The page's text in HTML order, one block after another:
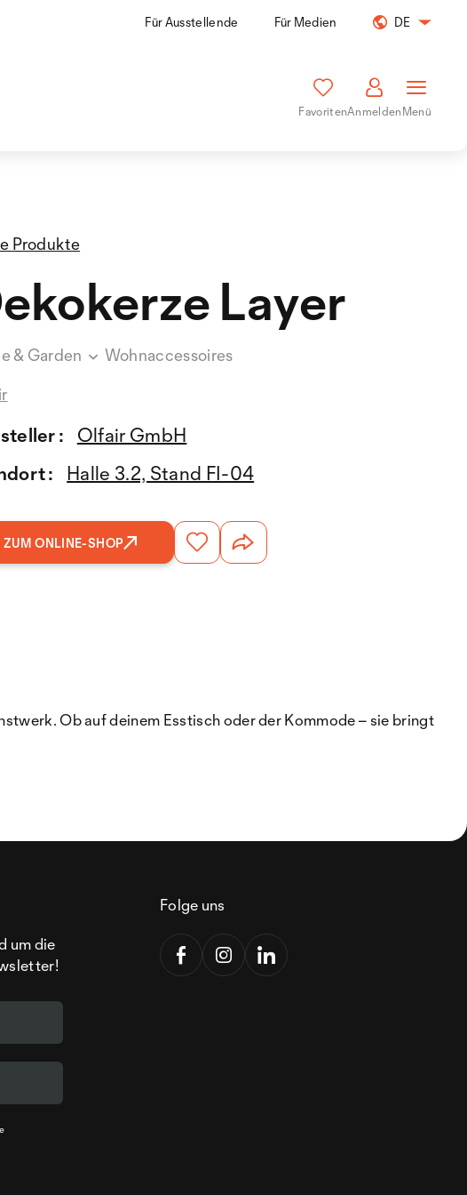
Für Ausstellende Für Medien DE
FavoritenAnmeldenMenü
Produkte
Layer
& Garden
Wohnaccessoires
:
Olfair GmbH
:
Halle 3.2, Stand FI-04
ZUM ONLINE-SHOP
Ob auf deinem Esstisch oder der Kommode – sie bringt
um die
Folge uns